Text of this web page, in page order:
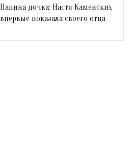
Папина дочка: Настя Каменских
впервые показала своего отца